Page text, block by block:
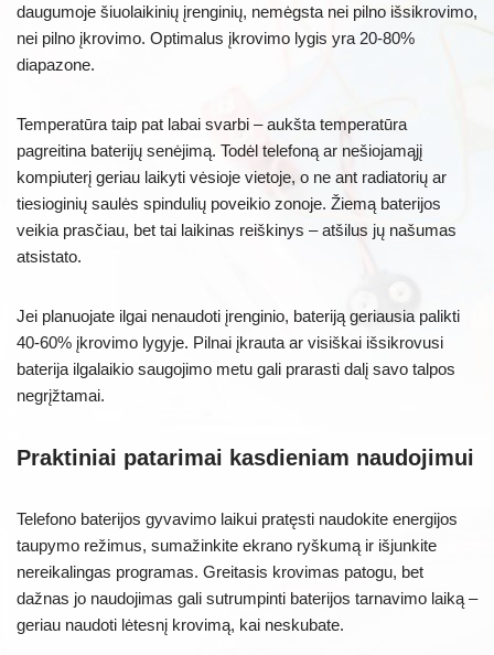
daugumoje šiuolaikinių įrenginių, nemėgsta nei pilno išsikrovimo,
nei pilno įkrovimo. Optimalus įkrovimo lygis yra 20-80%
diapazone.
Temperatūra taip pat labai svarbi – aukšta temperatūra
pagreitina baterijų senėjimą. Todėl telefoną ar nešiojamąjį
kompiuterį geriau laikyti vėsioje vietoje, o ne ant radiatorių ar
tiesioginių saulės spindulių poveikio zonoje. Žiemą baterijos
veikia prasčiau, bet tai laikinas reiškinys – atšilus jų našumas
atsistato.
Jei planuojate ilgai nenaudoti įrenginio, bateriją geriausia palikti
40-60% įkrovimo lygyje. Pilnai įkrauta ar visiškai išsikrovusi
baterija ilgalaikio saugojimo metu gali prarasti dalį savo talpos
negrįžtamai.
Praktiniai patarimai kasdieniam naudojimui
Telefono baterijos gyvavimo laikui pratęsti naudokite energijos
taupymo režimus, sumažinkite ekrano ryškumą ir išjunkite
nereikalingas programas. Greitasis krovimas patogu, bet
dažnas jo naudojimas gali sutrumpinti baterijos tarnavimo laiką –
geriau naudoti lėtesnį krovimą, kai neskubate.